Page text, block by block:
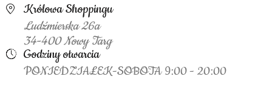
Królowa Shoppingu
Ludźmierska 26a
34-400 Nowy Targ
Godziny otwarcia
PONIEDZIAŁEK-SOBOTA 9:00 - 20:00